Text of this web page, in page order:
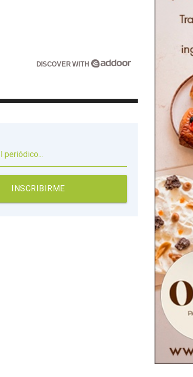
DISCOVER WITH
INSCRIBIRME